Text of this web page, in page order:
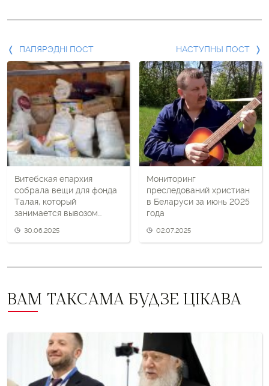
Папярэдні
пост
і
наступны
пост
ПАПЯРЭДНІ ПОСТ
Витебская епархия
собрала вещи для фонда
Талая, который
занимается вывозом
30.06.2025
НАСТУПНЫ ПОСТ
Мониторинг
преследований христиан
в Беларуси за июнь 2025
года
02.07.2025
ВАМ ТАКСАМА БУДЗЕ ЦІКАВА